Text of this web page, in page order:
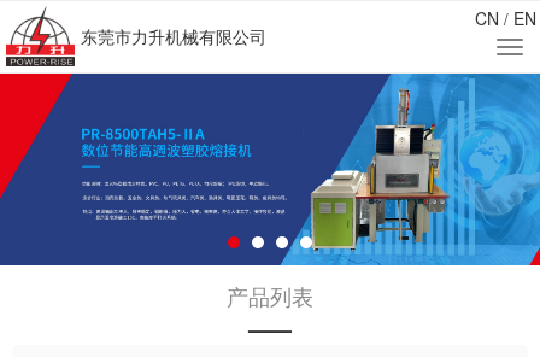
东莞市力升机械有限公司
CN / EN
产品列表
——